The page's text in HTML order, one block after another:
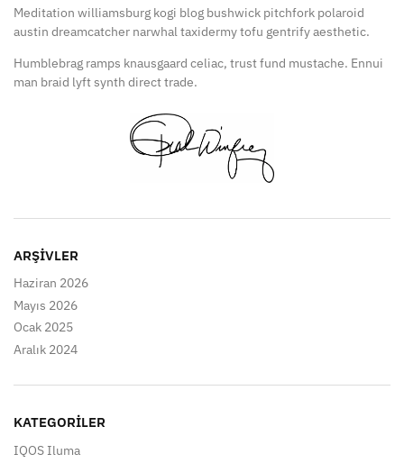
Meditation williamsburg kogi blog bushwick pitchfork polaroid
austin dreamcatcher narwhal taxidermy tofu gentrify aesthetic.
Humblebrag ramps knausgaard celiac, trust fund mustache. Ennui
man braid lyft synth direct trade.
ARŞIVLER
Haziran 2026
Mayıs 2026
Ocak 2025
Aralık 2024
KATEGORILER
IQOS Iluma